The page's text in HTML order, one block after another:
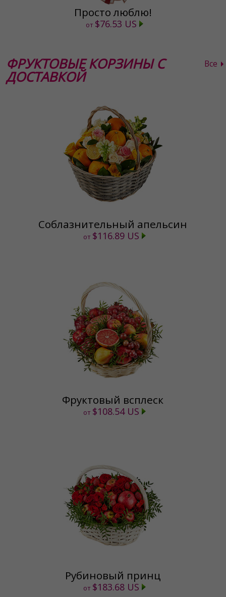
Просто люблю!
от $76.53 US
ФРУКТОВЫЕ КОРЗИНЫ С
ДОСТАВКОЙ
Все
Соблазнительный апельсин
от $116.89 US
Фруктовый всплеск
от $108.54 US
Рубиновый принц
от $183.68 US